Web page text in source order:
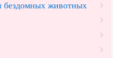
животных